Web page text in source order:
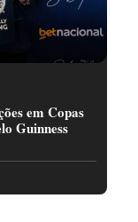
em Copas
Guinness